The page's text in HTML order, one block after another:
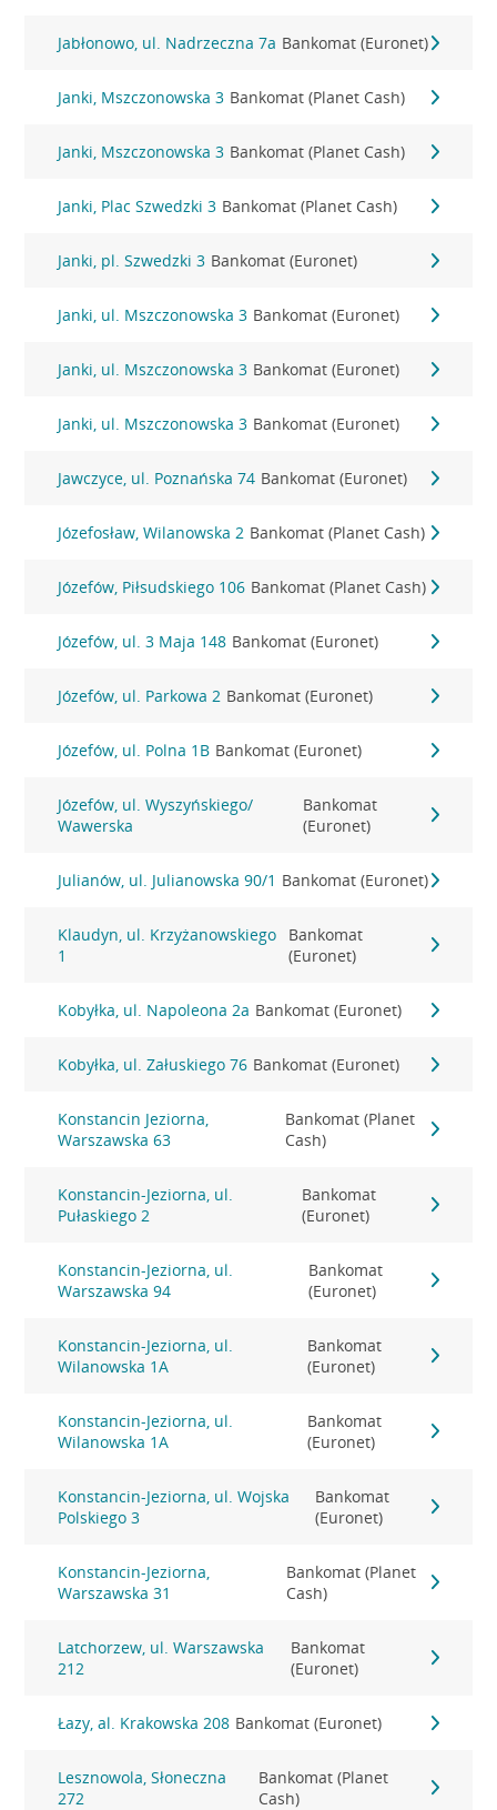
Jabłonowo, ul. Nadrzeczna 7a Bankomat (Euronet)
Janki, Mszczonowska 3 Bankomat (Planet Cash)
Janki, Mszczonowska 3 Bankomat (Planet Cash)
Janki, Plac Szwedzki 3 Bankomat (Planet Cash)
Janki, pl. Szwedzki 3 Bankomat (Euronet)
Janki, ul. Mszczonowska 3 Bankomat (Euronet)
Janki, ul. Mszczonowska 3 Bankomat (Euronet)
Janki, ul. Mszczonowska 3 Bankomat (Euronet)
Jawczyce, ul. Poznańska 74 Bankomat (Euronet)
Józefosław, Wilanowska 2 Bankomat (Planet Cash)
Józefów, Piłsudskiego 106 Bankomat (Planet Cash)
Józefów, ul. 3 Maja 148 Bankomat (Euronet)
Józefów, ul. Parkowa 2 Bankomat (Euronet)
Józefów, ul. Polna 1B Bankomat (Euronet)
Józefów, ul. Wyszyńskiego/
Wawerska
Bankomat
(Euronet)
Julianów, ul. Julianowska 90/1 Bankomat (Euronet)
Klaudyn, ul. Krzyżanowskiego
1
Bankomat
(Euronet)
Kobyłka, ul. Napoleona 2a Bankomat (Euronet)
Kobyłka, ul. Załuskiego 76 Bankomat (Euronet)
Konstancin Jeziorna,
Warszawska 63
Bankomat (Planet
Cash)
Konstancin-Jeziorna, ul.
Pułaskiego 2
Bankomat
(Euronet)
Konstancin-Jeziorna, ul.
Warszawska 94
Bankomat
(Euronet)
Konstancin-Jeziorna, ul.
Wilanowska 1A
Bankomat
(Euronet)
Konstancin-Jeziorna, ul.
Wilanowska 1A
Bankomat
(Euronet)
Konstancin-Jeziorna, ul. Wojska
Polskiego 3
Bankomat
(Euronet)
Konstancin-Jeziorna,
Warszawska 31
Bankomat (Planet
Cash)
Latchorzew, ul. Warszawska
212
Bankomat
(Euronet)
Łazy, al. Krakowska 208 Bankomat (Euronet)
Lesznowola, Słoneczna
272
Bankomat (Planet
Cash)